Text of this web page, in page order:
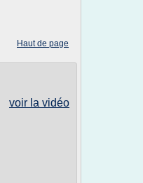
Haut de page
voir la vidéo